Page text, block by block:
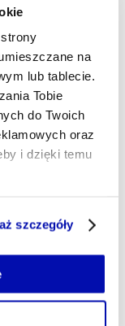
na
lub tablecie.
Tobie
do Twoich
oraz
i dzięki temu
plików cookie,
np. we
wybraniu opcji
szczegóły
jego
akcesji
mln zł
360